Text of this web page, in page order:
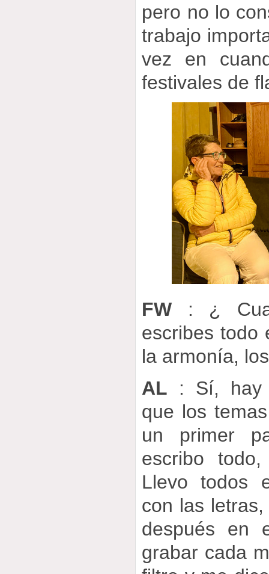
pero no lo
trabajo
vez en
festivales de
FW : ¿
escribes todo
la armonía,
AL : Sí, hay
que los
un primer
escribo
Llevo todos
con las
después en
grabar cada